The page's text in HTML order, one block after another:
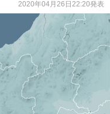
2020年04月26日22:20発表